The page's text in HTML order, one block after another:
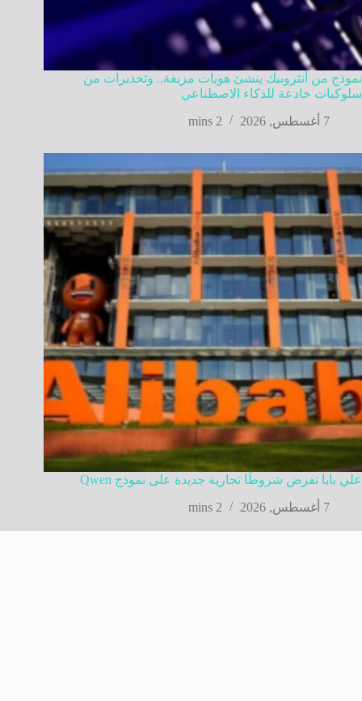
نموذج من أنثروبيك ينشئ هويات مزيفة.. وتحذيرات من
سلوكيات خادعة للذكاء الاصطناعي
7 أغسطس, 2026
2 mins
علي بابا تفرض شروطًا تجارية جديدة على نموذج Qwen
7 أغسطس, 2026
2 mins